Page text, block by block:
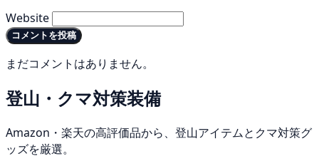
Website
コメントを投稿
まだコメントはありません。
登山・クマ対策装備
Amazon・楽天の高評価品から、登山アイテムとクマ対策グ
ッズを厳選。